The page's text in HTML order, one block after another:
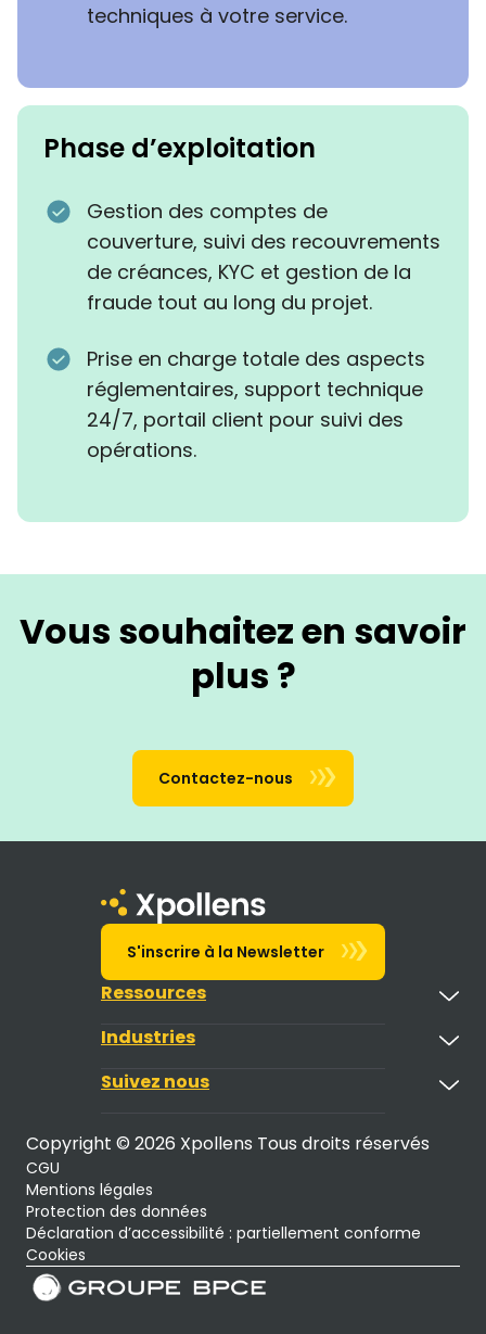
techniques à votre service.
Phase d’exploitation
Gestion des comptes de
couverture, suivi des recouvrements
de créances, KYC et gestion de la
fraude tout au long du projet.
Prise en charge totale des aspects
réglementaires, support technique
24/7, portail client pour suivi des
opérations.
Vous souhaitez en savoir
plus ?
Contactez-nous
Industries
Ressources
Suivez nous
S'inscrire à la Newsletter
Copyright © 2026 Xpollens Tous droits réservés
CGU
Mentions légales
Protection des données
Déclaration d’accessibilité : partiellement conforme
Cookies